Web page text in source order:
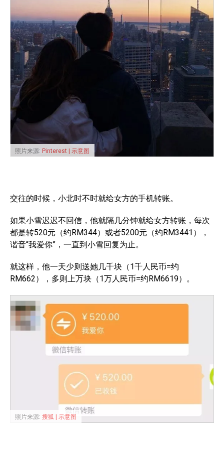
照片来源: Pinterest | 示意图
交往的时候，小北时不时就给女方的手机转账。
如果小雪迟迟不回信，他就隔几分钟就给女方转账，每次
都是转520元（约RM344）或者5200元（约RM3441），
谐音“我爱你”，一直到小雪回复为止。
就这样，他一天少则送她几千块（1千人民币=约
RM662），多则上万块（1万人民币=约RM6619）。
照片来源: 搜狐 | 示意图